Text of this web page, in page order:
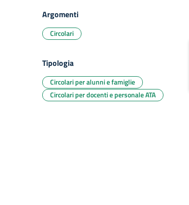
Argomenti
Circolari
Tipologia
Circolari per alunni e famiglie
Circolari per docenti e personale ATA